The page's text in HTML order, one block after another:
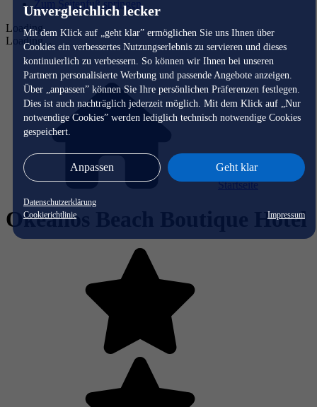
Unvergleichlich lecker
Mit dem Klick auf „geht klar” ermöglichen Sie uns Ihnen über
Cookies ein verbessertes Nutzungserlebnis zu servieren und dieses
kontinuierlich zu verbessern. So können wir Ihnen bei unseren
Partnern personalisierte Werbung und passende Angebote anzeigen.
Über „anpassen” können Sie Ihre persönlichen Präferenzen festlegen.
Dies ist auch nachträglich jederzeit möglich. Mit dem Klick auf „Nur
notwendige Cookies” werden lediglich technisch notwendige Cookies
gespeichert.
Anpassen Geht klar
Datenschutzerklärung
Cookierichtlinie
Impressum
Zum Seitenfuß springen
Loading...
Loading...
Startseite
Okeanos Beach Boutique Hotel